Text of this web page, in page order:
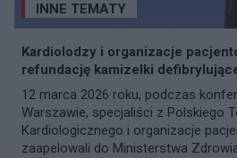
INNE TEMATY
Kardiolodzy i organizacje
refundację kamizelki
12 marca 2026 roku, podczas
Warszawie, specjaliści z Polskiego
Kardiologicznego i organizacje
zaapelowali do Ministerstwa